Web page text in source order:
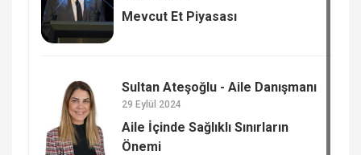
Mevcut Et Piyasası
Sultan Ateşoğlu - Aile Danışmanı
29 Eylül 2024
Aile İçinde Sağlıklı Sınırların
Önemi